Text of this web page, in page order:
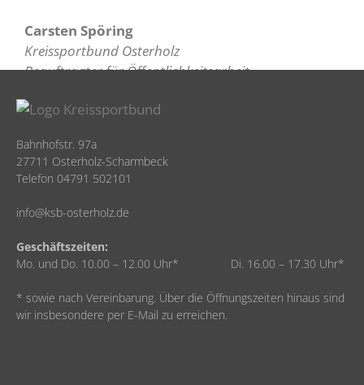
Carsten Spöring
Kreissportbund Osterholz
Beauftragter für Öffentlichkeitsarbeit
Bahnhofstr. 97a
27711 Osterholz-Scharmbeck
Telefon 04791 502101
info@ksb-osterholz.de
Geschäftszeiten:
Mo. und Do. 10.00 – 12.00 Uhr* Di. 16.00 – 17.30 Uhr*
* sowie nach Vereinbarung. Über die Öffnungszeiten hinaus sind
wir insbesondere per E-Mail zu erreichen.